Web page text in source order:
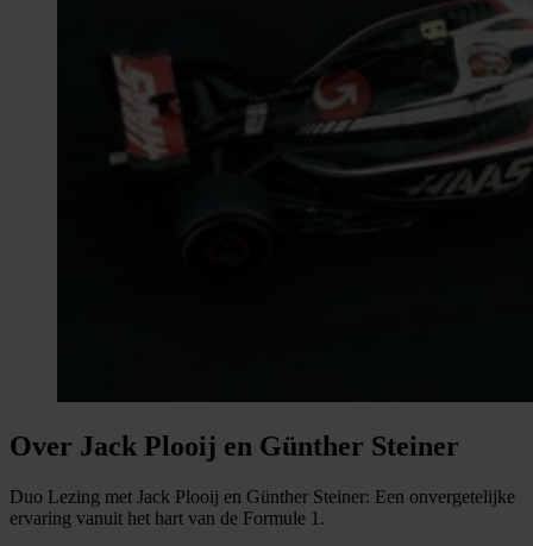
Over Jack Plooij en Günther Steiner
Duo Lezing met Jack Plooij en Günther Steiner: Een onvergetelijke
ervaring vanuit het hart van de Formule 1.